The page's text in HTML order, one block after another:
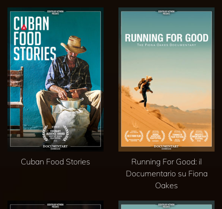
Cuban Food Stories
Running For Good: il
Documentario su Fiona
Oakes